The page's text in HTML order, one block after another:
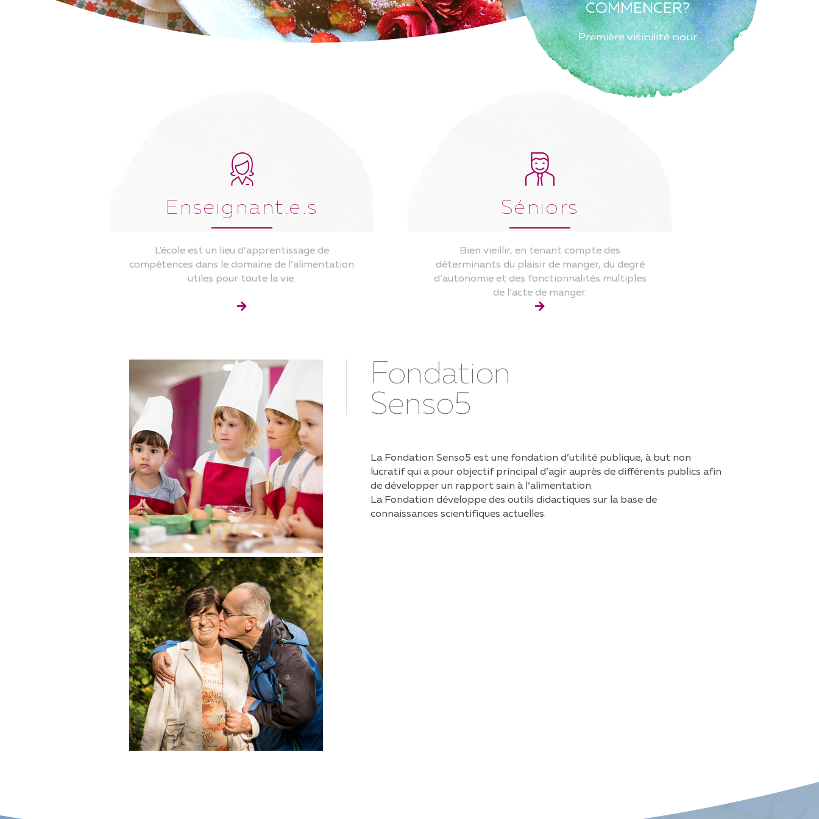
SENIORS FAMILLES
Enseignant.e.s
L'école est un lieu d’apprentissage de
compétences dans le domaine de l’alimentation
utiles pour toute la vie.
Séniors
Bien vieillir, en tenant compte des
déterminants du plaisir de manger, du degré
d’autonomie et des fonctionnalités multiples
de l’acte de manger.
COMMENCER?
Première visibilité pour
UMAMI!Première visibilité
pour UMAMI!Première
visibilité pour UMAMI!
Fondation
Senso5
La Fondation Senso5 est une fondation d’utilité publique, à but non
lucratif qui a pour objectif principal d’agir auprès de différents publics afin
de développer un rapport sain à l’alimentation.
La Fondation développe des outils didactiques sur la base de
connaissances scientifiques actuelles.